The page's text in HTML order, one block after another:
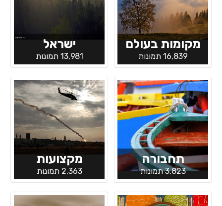
מקומות בעולם
16,839 תמונות
ישראל
13,981 תמונות
תחבורה
3,823 תמונות
מקצועות
2,363 תמונות